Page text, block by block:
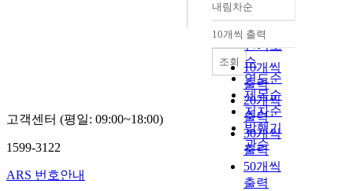
정확도
순
인기도
순
연도순
제목순
저자순
발행기
관순
내림차순
내림차순
10개씩 출력
10개씩
출력
20개씩
출력
30개씩
출력
50개씩
출력
조회
고객센터 (평일: 09:00~18:00)
1599-3122
ARS 번호안내